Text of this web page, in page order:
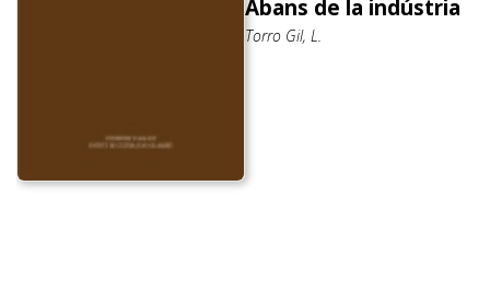
Abans de la indústria
Torro Gil, L.